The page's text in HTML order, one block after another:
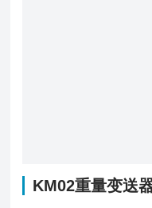
KM02重量变送